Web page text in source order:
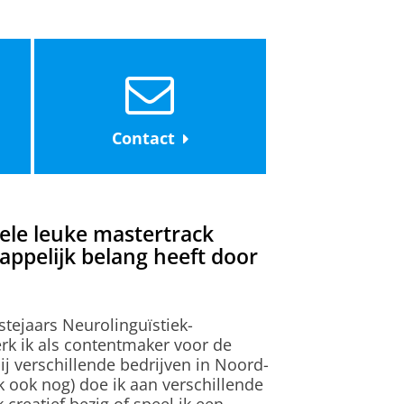
een Nederlandse
de onderstaande vakken
6 of hoger) of een van de
minimaal 180
elk onderdeel)
Contact
leuke mastertrack
belang heeft door
Neurolinguïstiek-
ik als contentmaker voor de
verschillende bedrijven in Noord-
nog) doe ik aan verschillende